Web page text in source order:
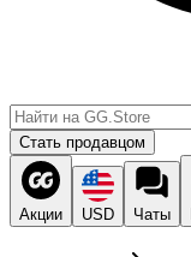
Стать продавцом
Акции USD Чаты